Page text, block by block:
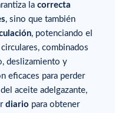
la correcta
, sino que también
, potenciando el
combinados
deslizamiento y
eficaces para perder
aceite adelgazante,
diario para obtener